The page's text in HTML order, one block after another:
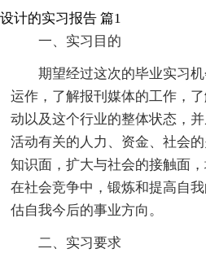
设计的实习报告 篇1
一、实习目的
期望经过这次的毕业实习
运作，了解报刊媒体的工作，
动以及这个行业的整体状态，
活动有关的人力、资金、社会
知识面，扩大与社会的接触面
在社会竞争中，锻炼和提高自
估自我今后的事业方向。
二、实习要求